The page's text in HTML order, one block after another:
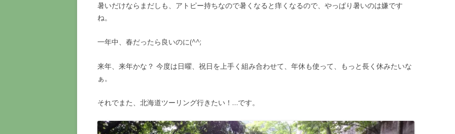
暑いだけならまだしも、アトピー持ちなので暑くなると痒くなるので、やっぱり暑いのは嫌です
ね。
一年中、春だったら良いのに(^^;
来年、来年かな？ 今度は日曜、祝日を上手く組み合わせて、年休も使って、もっと長く休みたいな
ぁ。
それでまた、北海道ツーリング行きたい！…です。